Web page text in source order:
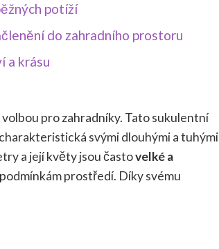
potíží
do zahradního prostoru
a krásu
pro zahradníky. Tato sukulentní
svými dlouhými a tuhými
a její květy jsou častovelké a
prostředí. Díky svému